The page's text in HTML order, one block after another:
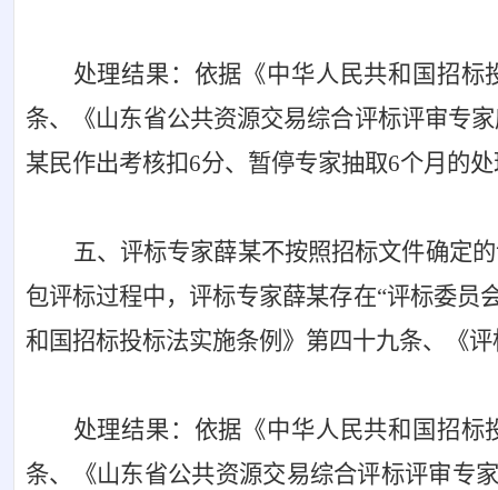
处理结果：依据《中华人民共和国招
条、《山东省公共资源交易综合评标评审专
某民作出考核扣6分、暂停专家抽取6个月的
五、评标专家薛某不按照招标文件确定
包评标过程中，评标专家薛某存在“评标委员
和国招标投标法实施条例》第四十九条、《
处理结果：依据《中华人民共和国招
条、《山东省公共资源交易综合评标评审专